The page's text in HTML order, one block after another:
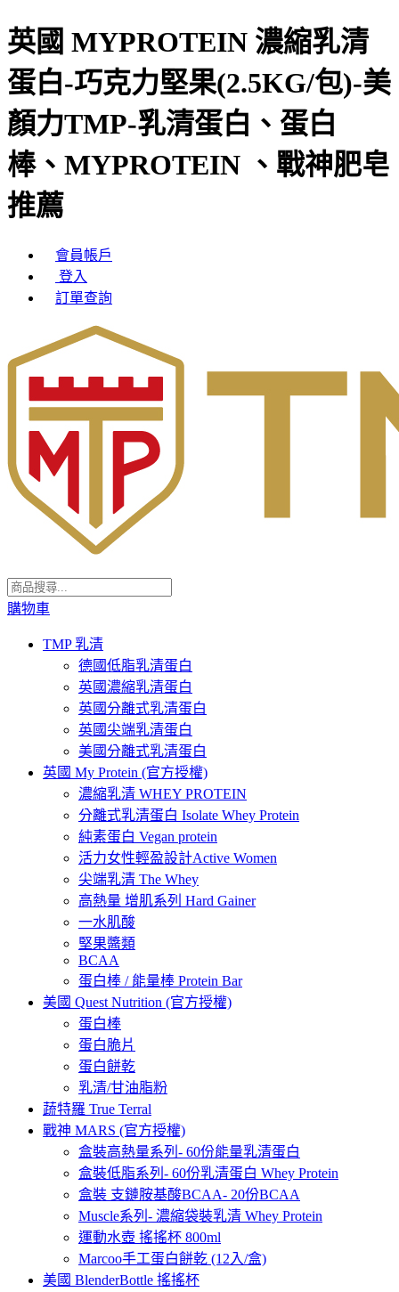
英國 MYPROTEIN 濃縮乳清
蛋白-巧克力堅果(2.5KG/包)-美
顏力TMP-乳清蛋白、蛋白
棒、MYPROTEIN 、戰神肥皂
推薦
會員帳戶
登入
訂單查詢
購物車
TMP 乳清
德國低脂乳清蛋白
英國濃縮乳清蛋白
英國分離式乳清蛋白
英國尖端乳清蛋白
美國分離式乳清蛋白
英國 My Protein (官方授權)
濃縮乳清 WHEY PROTEIN
分離式乳清蛋白 Isolate Whey Protein
純素蛋白 Vegan protein
活力女性輕盈設計Active Women
尖端乳清 The Whey
高熱量 增肌系列 Hard Gainer
一水肌酸
堅果醬類
BCAA
蛋白棒 / 能量棒 Protein Bar
美國 Quest Nutrition (官方授權)
蛋白棒
蛋白脆片
蛋白餅乾
乳清/甘油脂粉
蔬特羅 True Terral
戰神 MARS (官方授權)
盒裝高熱量系列- 60份能量乳清蛋白
盒裝低脂系列- 60份乳清蛋白 Whey Protein
盒裝 支鏈胺基酸BCAA- 20份BCAA
Muscle系列- 濃縮袋裝乳清 Whey Protein
運動水壺 搖搖杯 800ml
Marcoo手工蛋白餅乾 (12入/盒)
美國 BlenderBottle 搖搖杯